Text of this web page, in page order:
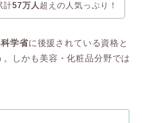
計57万人 超えの人気っぷり！
学省に後援されている資格と
。しかも美容・化粧品分野では